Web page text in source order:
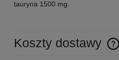
tauryna 1500 mg.
Koszty dostawy
Cena nie zawiera ewentualnych